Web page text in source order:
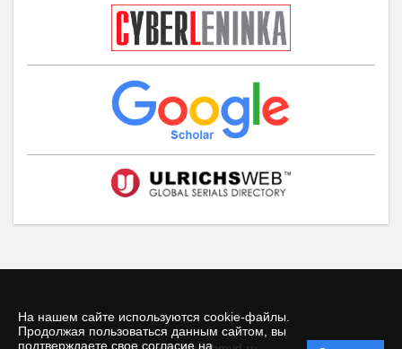
На нашем сайте используются cookie-файлы.
Продолжая пользоваться данным сайтом, вы
подтверждаете свое согласие на